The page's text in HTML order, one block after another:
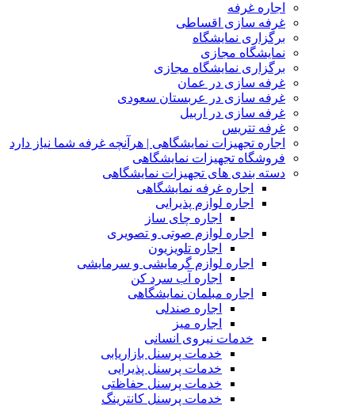
اجاره غرفه
غرفه سازی اقساطی
برگزاری نمایشگاه
نمایشگاه مجازی
برگزاری نمایشگاه مجازی
غرفه سازی در عمان
غرفه سازی در عربستان سعودی
غرفه سازی در اربیل
غرفه تتریس
اجاره تجهیزات نمایشگاهی | هرآنچه غرفه شما نیاز دارد
فروشگاه تجهیزات نمایشگاهی
دسته بندی های تجهیزات نمایشگاهی
اجاره غرفه نمایشگاهی
اجاره لوازم پذیرایی
اجاره چای ساز
اجاره لوازم صوتی و تصویری
اجاره تلویزیون
اجاره لوازم گرمایشی و سرمایشی
اجاره آب سرد کن
اجاره مبلمان نمایشگاهی
اجاره صندلی
اجاره میز
خدمات نیروی انسانی
خدمات پرسنل بازاریابی
خدمات پرسنل پذیرایی
خدمات پرسنل حفاظتی
خدمات پرسنل کانترینگ